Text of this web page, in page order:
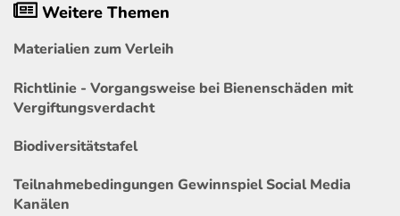
Weitere Themen
Materialien zum Verleih
Richtlinie - Vorgangsweise bei Bienenschäden mit
Vergiftungsverdacht
Biodiversitätstafel
Teilnahmebedingungen Gewinnspiel Social Media
Kanälen